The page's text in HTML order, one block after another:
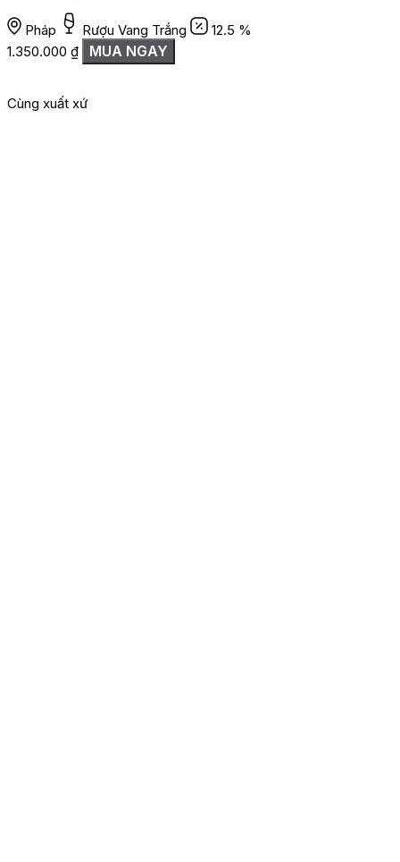
Pháp Rượu Vang Trắng
12.5 %
1.350.000 ₫ MUA NGAY
Cùng xuất xứ